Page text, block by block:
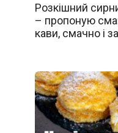
Розкішний
– пропоную
кави, смачно і